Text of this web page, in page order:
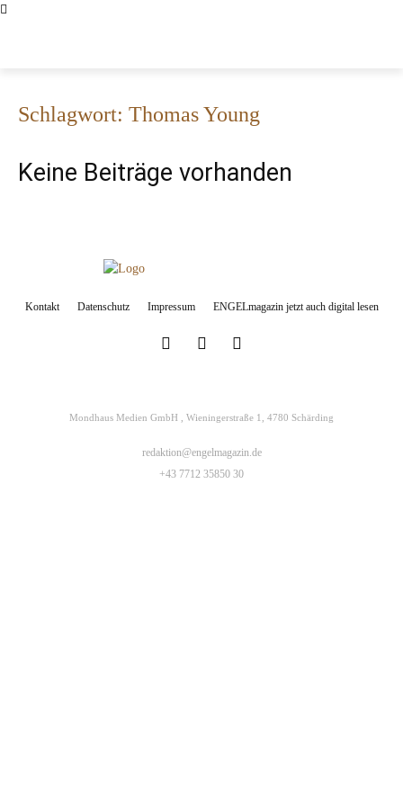
Schlagwort: Thomas Young
Keine Beiträge vorhanden
Kontakt Datenschutz Impressum ENGELmagazin jetzt auch digital lesen
Mondhaus Medien GmbH , Wieningerstraße 1, 4780 Schärding
redaktion@engelmagazin.de
+43 7712 35850 30